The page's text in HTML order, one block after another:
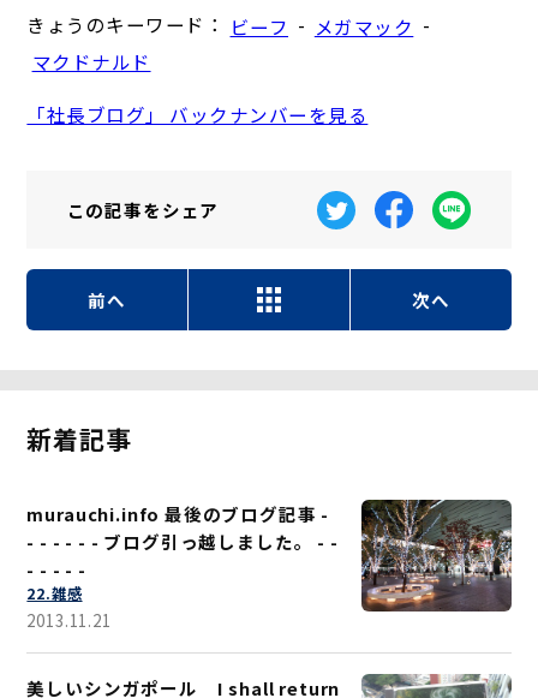
きょうのキーワード： ビーフ - メガマック -
マクドナルド
「社長ブログ」 バックナンバーを見る
この記事をシェア
前へ 次へ
新着記事
murauchi.info 最後のブログ記事 -
- - - - - - ブログ引っ越しました。 - -
- - - - -
22.雑感
2013.11.21
美しいシンガポール I shall return